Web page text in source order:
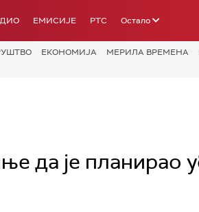
ЕМИСИЈЕ РТС Остало
ЕКОНОМИЈА МЕРИЛА ВРЕМЕНА
да је планирао